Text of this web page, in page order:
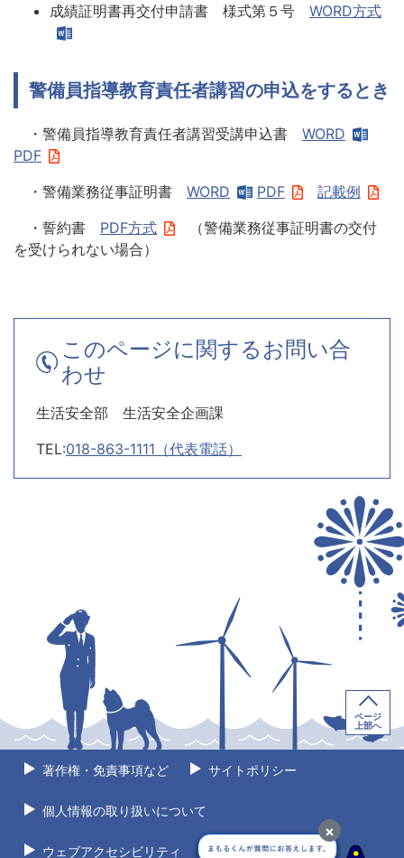
成績証明書再交付申請書 様式第５号 WORD方式
警備員指導教育責任者講習の申込をするとき
・警備員指導教育責任者講習受講申込書 WORD
PDF
・警備業務従事証明書 WORD PDF
記載例
・誓約書 PDF方式
（警備業務従事証明書の交付
を受けられない場合）
このページに関するお問い合
わせ
生活安全部 生活安全企画課
TEL:018-863-1111（代表電話）
×
著作権・免責事項など サイトポリシー
個人情報の取り扱いについて
ウェブアクセシビリティ サイトマップ
ページ
上部へ